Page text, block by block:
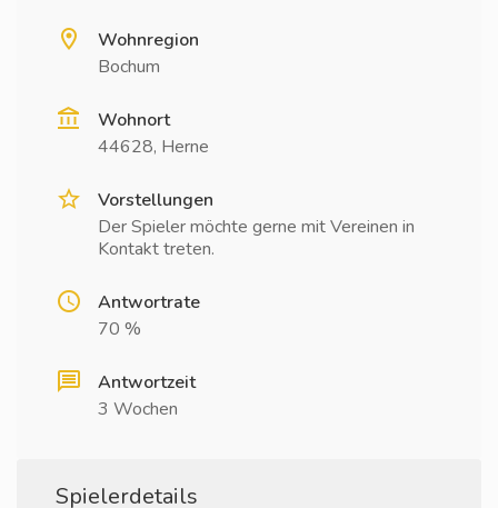
Wohnregion
Bochum
Wohnort
44628, Herne
Vorstellungen
Der Spieler möchte gerne mit Vereinen in
Kontakt treten.
Antwortrate
70 %
Antwortzeit
3 Wochen
Spielerdetails